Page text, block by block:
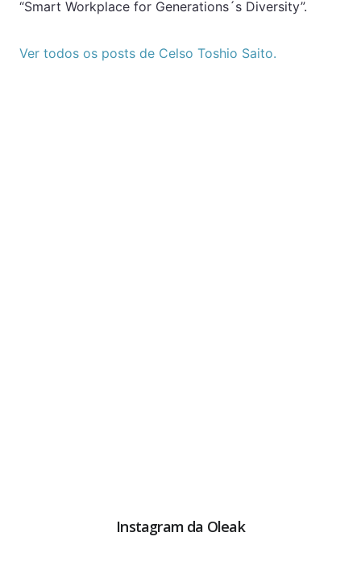
“Smart Workplace for Generations´s Diversity”.
Ver todos os posts de Celso Toshio Saito.
Instagram da Oleak